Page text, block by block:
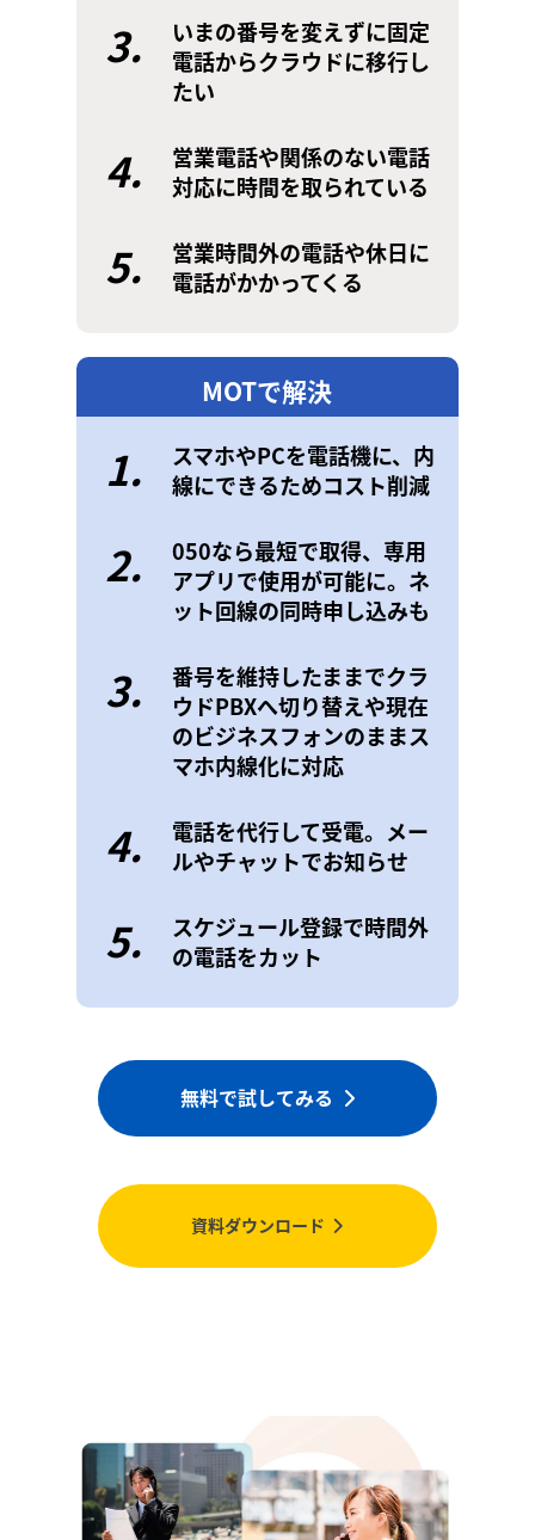
3.
いまの番号を変えずに固定
電話からクラウドに移行し
たい
4.
営業電話や関係のない電話
対応に時間を取られている
5.
営業時間外の電話や休日に
電話がかかってくる
MOTで解決
1.
スマホやPCを電話機に、内
線にできるためコスト削減
2.
050なら最短で取得、専用
アプリで使用が可能に。ネ
ット回線の同時申し込みも
3.
番号を維持したままでクラ
ウドPBXへ切り替えや現在
のビジネスフォンのままス
マホ内線化に対応
4.
電話を代行して受電。メー
ルやチャットでお知らせ
5.
スケジュール登録で時間外
の電話をカット
無料で試してみる
資料ダウンロード